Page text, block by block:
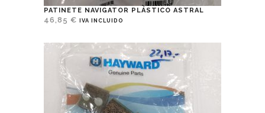
PATINETE NAVIGATOR PLÁSTICO ASTRAL
46,85 € IVA INCLUIDO